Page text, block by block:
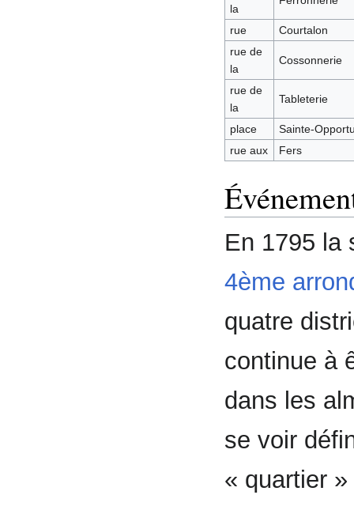
la
rue
Courtalon
rue de
la
Cossonnerie
rue de
la
Tableterie
place
Sainte-
rue aux
Fers
En 1795 la
4ème
quatre
continue à
dans les
se voir
« quartier